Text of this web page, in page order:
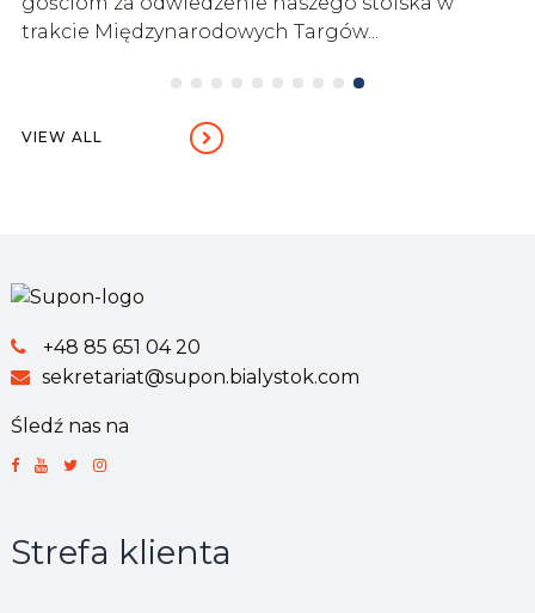
trakcie Międzynarodowych Targów...
VIEW ALL
+48 85 651 04 20
sekretariat@supon.bialystok.com
Śledź nas na
Strefa klienta